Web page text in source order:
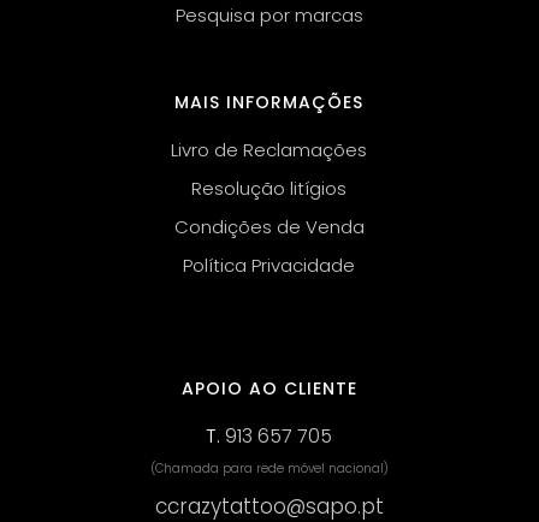
Pesquisa por marcas
MAIS INFORMAÇÕES
Livro de Reclamações
Resolução litígios
Condições de Venda
Política Privacidade
APOIO AO CLIENTE
T.913 657 705
(Chamada para rede móvel nacional)
ccrazytattoo@sapo.pt